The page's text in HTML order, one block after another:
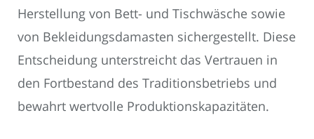
Herstellung von Bett- und Tischwäsche sowie
von Bekleidungsdamasten sichergestellt. Diese
Entscheidung unterstreicht das Vertrauen in
den Fortbestand des Traditionsbetriebs und
bewahrt wertvolle Produktionskapazitäten.